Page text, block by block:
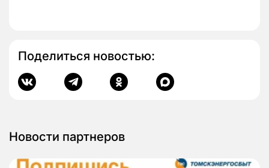
Поделиться новостью:
Новости партнеров